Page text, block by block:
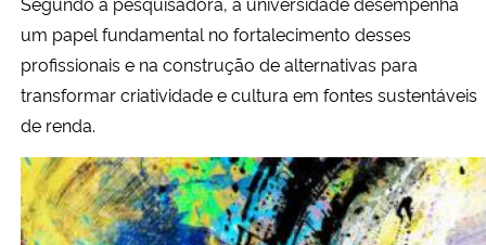
um papel fundamental no fortalecimento desses
profissionais e na construção de alternativas para
transformar criatividade e cultura em fontes sustentáveis
de renda.